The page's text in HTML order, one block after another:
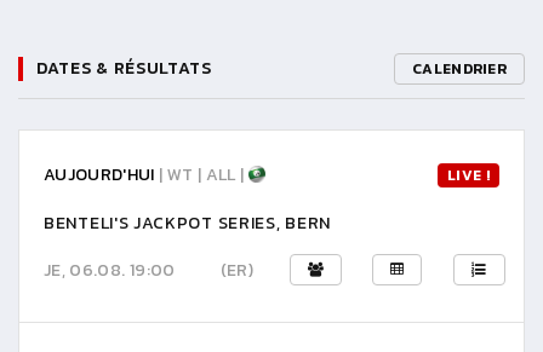
DATES & RÉSULTATS CALENDRIER
AUJOURD'HUI | WT | ALL | LIVE !
BENTELI'S JACKPOT SERIES, BERN
JE, 06.08. 19:00
(ER)